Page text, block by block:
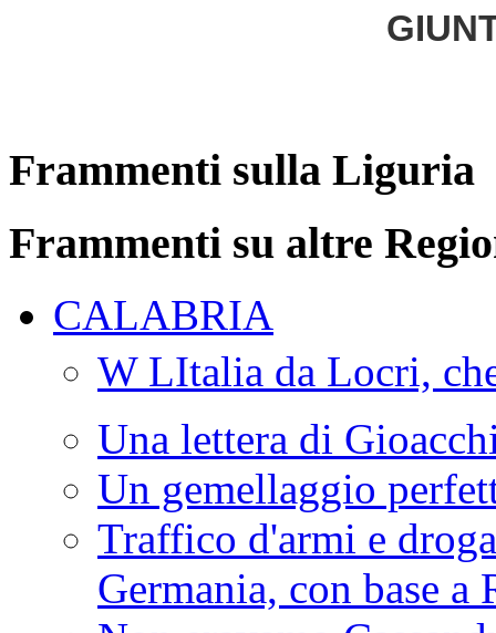
Frammenti sulla Liguria
Frammenti su altre
CALABRIA
W LItalia da Locri,
Una lettera di
Un gemellaggio
Traffico d'armi e
Germania, con base a